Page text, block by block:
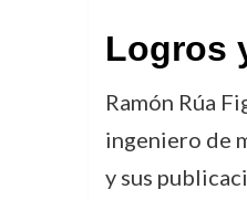
Logros
Ramón Rúa
ingeniero de
y sus